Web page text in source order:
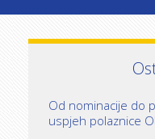
Od nominacije do
uspjeh polaznice